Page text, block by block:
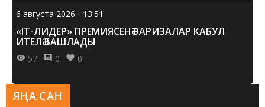
6 августа 2026 - 13:51
«IT-ЛИДЕР» ПРЕМИЯСЕНӘ ГАРИЗАЛАР КАБУЛ
ИТЕЛӘ БАШЛАДЫ
57 0 0
ЯҢА САН